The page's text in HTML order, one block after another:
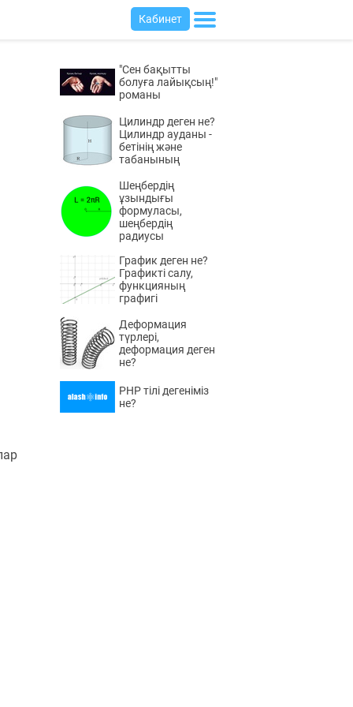
Кабинет
"Сен бақытты
болуға лайықсың!"
романы
Цилиндр деген не?
Цилиндр ауданы -
бетінің және
табанының
Шеңбердің
ұзындығы
формуласы,
шеңбердің
радиусы
График деген не?
Графикті салу,
функцияның
графигі
Деформация
түрлері,
деформация деген
не?
PHP тілі дегеніміз
не?